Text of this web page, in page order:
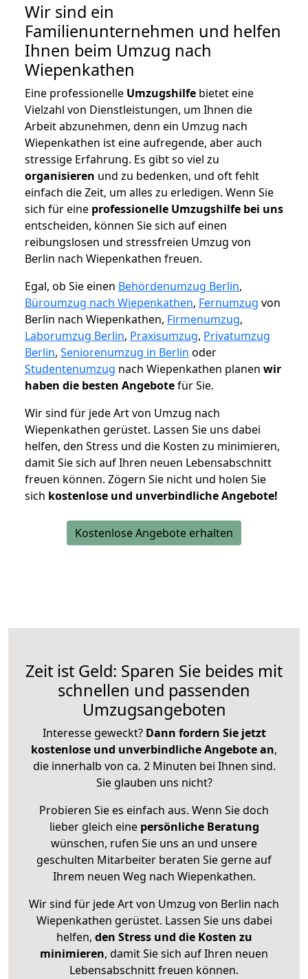
Wir sind ein
Familienunternehmen und helfen
Ihnen beim Umzug nach
Wiepenkathen
Eine professionelle Umzugshilfe bietet eine
Vielzahl von Dienstleistungen, um Ihnen die
Arbeit abzunehmen, denn ein Umzug nach
Wiepenkathen ist eine aufregende, aber auch
stressige Erfahrung. Es gibt so viel zu
organisieren und zu bedenken, und oft fehlt
einfach die Zeit, um alles zu erledigen. Wenn Sie
sich für eine professionelle Umzugshilfe bei uns
entscheiden, können Sie sich auf einen
reibungslosen und stressfreien Umzug von
Berlin nach Wiepenkathen freuen.
Egal, ob Sie einen Behördenumzug Berlin,
Büroumzug nach Wiepenkathen, Fernumzug von
Berlin nach Wiepenkathen, Firmenumzug,
Laborumzug Berlin, Praxisumzug, Privatumzug
Berlin, Seniorenumzug in Berlin oder
Studentenumzug nach Wiepenkathen planen wir
haben die besten Angebotefür Sie.
Wir sind für jede Art von Umzug nach
Wiepenkathen gerüstet. Lassen Sie uns dabei
helfen, den Stress und die Kosten zu minimieren,
damit Sie sich auf Ihren neuen Lebensabschnitt
freuen können. Zögern Sie nicht und holen Sie
sich kostenlose und unverbindliche Angebote!
Kostenlose Angebote erhalten
Zeit ist Geld: Sparen Sie beides mit
schnellen und passenden
Umzugsangeboten
Interesse geweckt? Dann fordern Sie jetzt
kostenlose und unverbindliche Angebote an,
die innerhalb von ca. 2 Minuten bei Ihnen sind.
Sie glauben uns nicht?
Probieren Sie es einfach aus. Wenn Sie doch
lieber gleich eine persönliche Beratung
wünschen, rufen Sie uns an und unsere
geschulten Mitarbeiter beraten Sie gerne auf
Ihrem neuen Weg nach Wiepenkathen.
Wir sind für jede Art von Umzug von Berlin nach
Wiepenkathen gerüstet. Lassen Sie uns dabei
helfen, den Stress und die Kosten zu
minimieren, damit Sie sich auf Ihren neuen
Lebensabschnitt freuen können.